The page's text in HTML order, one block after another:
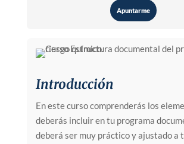
Apuntarme
Introducción
En este curso comprenderás los
deberás incluir en tu programa
deberá ser muy práctico y ajustado a